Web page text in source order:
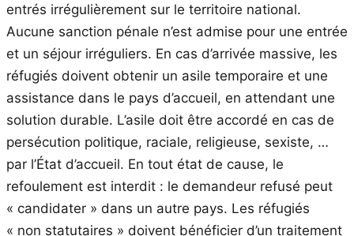
entrés irrégulièrement sur le territoire national.
Aucune sanction pénale n’est admise pour une entrée
et un séjour irréguliers. En cas d’arrivée massive, les
réfugiés doivent obtenir un asile temporaire et une
assistance dans le pays d’accueil, en attendant une
solution durable. L’asile doit être accordé en cas de
persécution politique, raciale, religieuse, sexiste, …
par l’État d’accueil. En tout état de cause, le
refoulement est interdit : le demandeur refusé peut
« candidater » dans un autre pays. Les réfugiés
« non statutaires » doivent bénéficier d’un traitement